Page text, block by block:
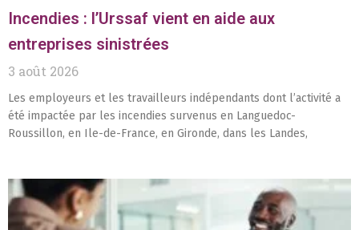
Incendies : l’Urssaf vient en aide aux
entreprises sinistrées
3 août 2026
Les employeurs et les travailleurs indépendants dont l’activité a
été impactée par les incendies survenus en Languedoc-
Roussillon, en Ile-de-France, en Gironde, dans les Landes,